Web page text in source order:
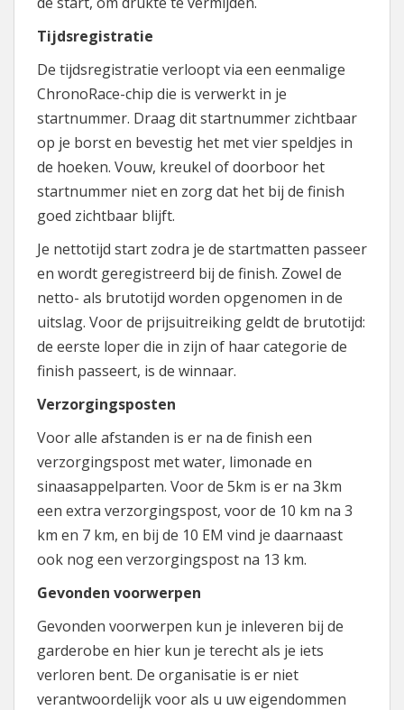
Tijdsregistratie
De tijdsregistratie verloopt via een eenmalige
ChronoRace-chip die is verwerkt in je
startnummer. Draag dit startnummer zichtbaar
op je borst en bevestig het met vier speldjes in
de hoeken. Vouw, kreukel of doorboor het
startnummer niet en zorg dat het bij de finish
goed zichtbaar blijft.
Je nettotijd start zodra je de startmatten passeer
en wordt geregistreerd bij de finish. Zowel de
netto- als brutotijd worden opgenomen in de
uitslag. Voor de prijsuitreiking geldt de brutotijd:
de eerste loper die in zijn of haar categorie de
finish passeert, is de winnaar.
Verzorgingsposten
Voor alle afstanden is er na de finish een
verzorgingspost met water, limonade en
sinaasappelparten. Voor de 5km is er na 3km
een extra verzorgingspost, voor de 10 km na 3
km en 7 km, en bij de 10 EM vind je daarnaast
ook nog een verzorgingspost na 13 km.
Gevonden voorwerpen
Gevonden voorwerpen kun je inleveren bij de
garderobe en hier kun je terecht als je iets
verloren bent. De organisatie is er niet
verantwoordelijk voor als u uw eigendommen